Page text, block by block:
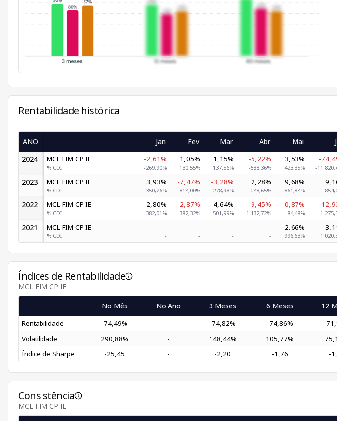
Rentabilidade histórica
ANO Jan Fev Mar Abr Mai
2024
MCL FIM CP IE
% CDI
-2,61%
-269,90%
1,05%
130,55%
1,15%
137,56%
-5,22%
-588,36%
3,53%
423,35%
-
-
2023 MCL FIM CP IE
% CDI
3,93%
350,26%
-7,47%
-814,00%
-3,28%
-278,98%
2,28%
248,65%
9,68%
861,84%
2022 MCL FIM CP IE
% CDI
2,80%
382,01%
-2,87%
-382,32%
4,64%
501,99%
-9,45%
-1.132,72%
-0,87%
-84,48%
-
-
2021 MCL FIM CP IE
% CDI
-
-
-
-
-
-
-
-
2,66%
996,63%
Índices de Rentabilidade
MCL FIM CP IE
No Mês No Ano 3 Meses 6 Meses 12
Rentabilidade -74,49% - -74,82% -74,86% -
Volatilidade 290,88% - 148,44% 105,77%
Índice de Sharpe -25,45 - -2,20 -1,76 -
Consistência
MCL FIM CP IE